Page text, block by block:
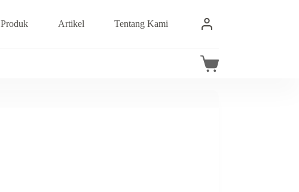
Produk Artikel Tentang Kami